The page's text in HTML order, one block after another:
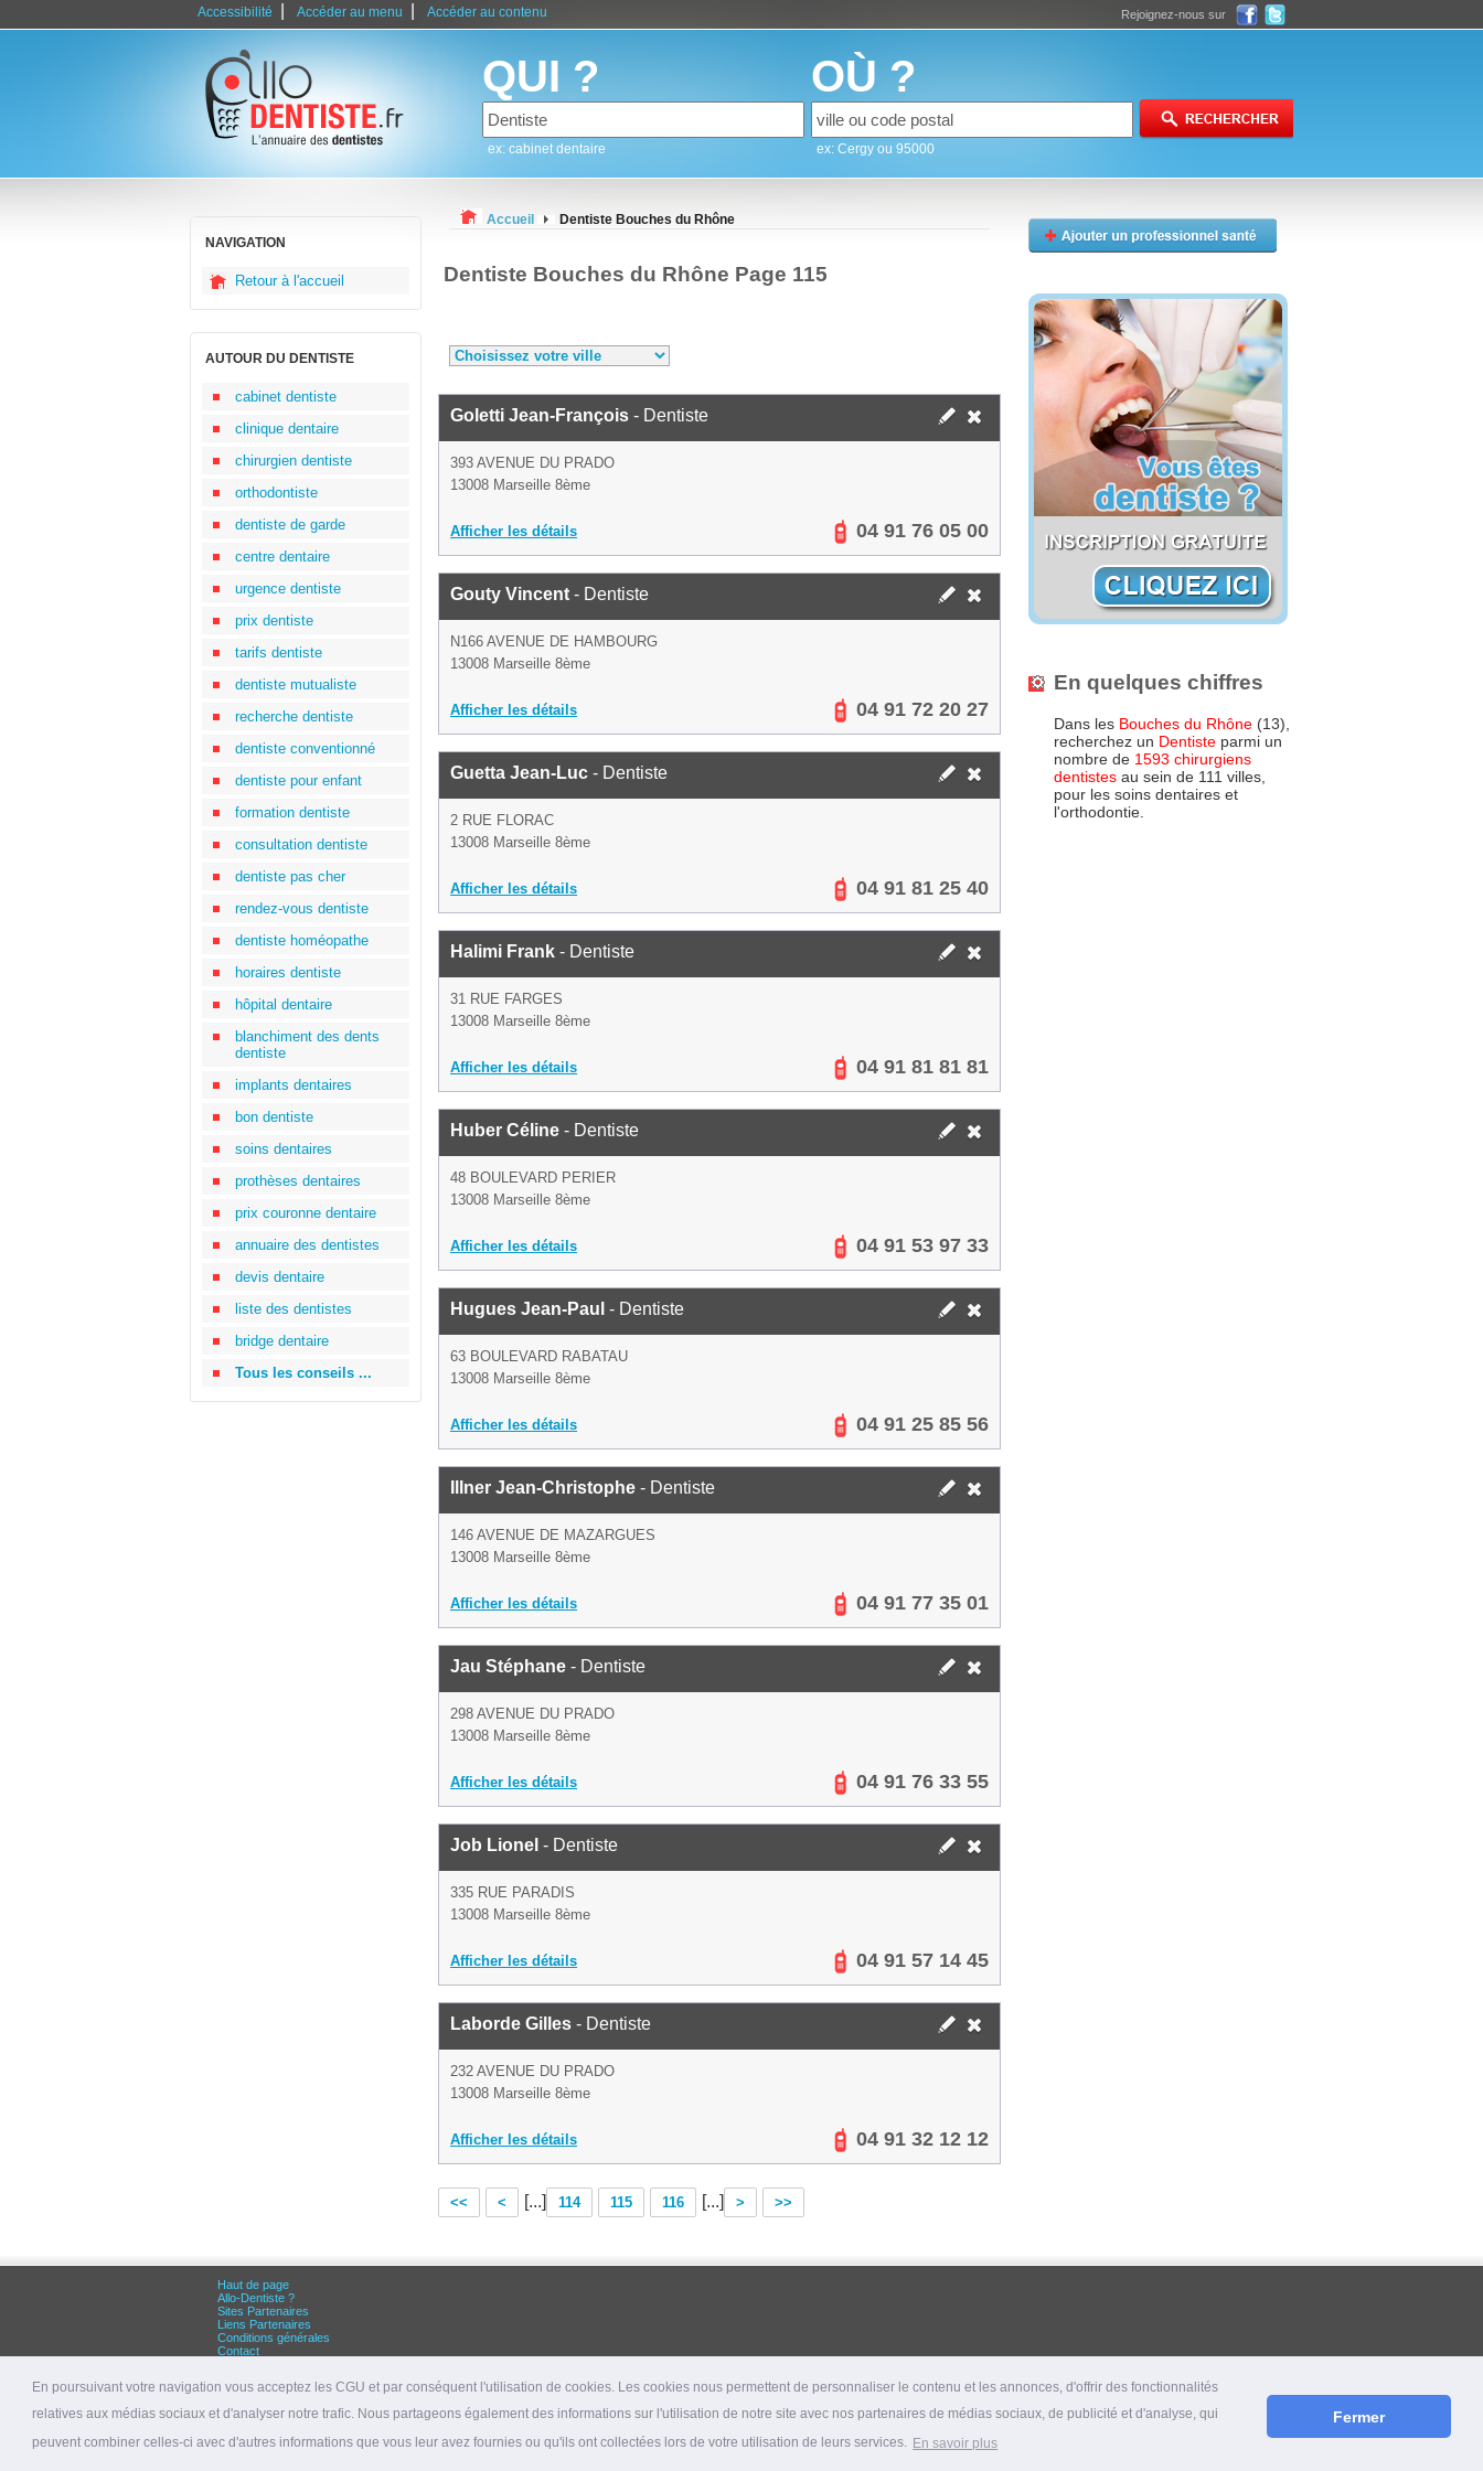
En poursuivant votre navigation vous acceptez les CGU et par conséquent l'utilisation de cookies. Les cookies nous permettent de personnaliser le contenu et les annonces, d'offrir des fonctionnalités
relatives aux médias sociaux et d'analyser notre trafic. Nous partageons également des informations sur l'utilisation de notre site avec nos partenaires de médias sociaux, de publicité et d'analyse, qui
peuvent combiner celles-ci avec d'autres informations que vous leur avez fournies ou qu'ils ont collectées lors de votre utilisation de leurs services. En savoir plus
Fermer
Accessibilité Accéder au menu Accéder au contenu Rejoignez-nous sur
QUI ?
ex: cabinet dentaire
OÙ ?
ex: Cergy ou 95000
NAVIGATION
Retour à l'accueil
AUTOUR DU DENTISTE
cabinet dentiste
clinique dentaire
chirurgien dentiste
orthodontiste
dentiste de garde
centre dentaire
urgence dentiste
prix dentiste
tarifs dentiste
dentiste mutualiste
recherche dentiste
dentiste conventionné
dentiste pour enfant
formation dentiste
consultation dentiste
dentiste pas cher
rendez-vous dentiste
dentiste homéopathe
horaires dentiste
hôpital dentaire
blanchiment des dents
dentiste
implants dentaires
bon dentiste
soins dentaires
prothèses dentaires
prix couronne dentaire
annuaire des dentistes
devis dentaire
liste des dentistes
bridge dentaire
Tous les conseils ...
Accueil Dentiste Bouches du Rhône
Dentiste Bouches du Rhône Page 115
Goletti Jean-François - Dentiste
393 AVENUE DU PRADO
13008 Marseille 8ème
Afficher les détails 04 91 76 05 00
Gouty Vincent - Dentiste
N166 AVENUE DE HAMBOURG
13008 Marseille 8ème
Afficher les détails 04 91 72 20 27
Guetta Jean-Luc - Dentiste
2 RUE FLORAC
13008 Marseille 8ème
Afficher les détails 04 91 81 25 40
Halimi Frank - Dentiste
31 RUE FARGES
13008 Marseille 8ème
Afficher les détails 04 91 81 81 81
Huber Céline - Dentiste
48 BOULEVARD PERIER
13008 Marseille 8ème
Afficher les détails 04 91 53 97 33
Hugues Jean-Paul - Dentiste
63 BOULEVARD RABATAU
13008 Marseille 8ème
Afficher les détails 04 91 25 85 56
Illner Jean-Christophe - Dentiste
146 AVENUE DE MAZARGUES
13008 Marseille 8ème
Afficher les détails 04 91 77 35 01
Jau Stéphane - Dentiste
298 AVENUE DU PRADO
13008 Marseille 8ème
Afficher les détails 04 91 76 33 55
Job Lionel - Dentiste
335 RUE PARADIS
13008 Marseille 8ème
Afficher les détails 04 91 57 14 45
Laborde Gilles - Dentiste
232 AVENUE DU PRADO
13008 Marseille 8ème
Afficher les détails 04 91 32 12 12
<< < [...] 114 115 116 [...] > >>
En quelques chiffres
Dans les Bouches du Rhône (13),
recherchez un Dentiste parmi un
nombre de 1593 chirurgiens
dentistes au sein de 111 villes,
pour les soins dentaires et
l'orthodontie.
Haut de page
Allo-Dentiste ?
Sites Partenaires
Liens Partenaires
Conditions générales
Contact
Dentiste Lyon